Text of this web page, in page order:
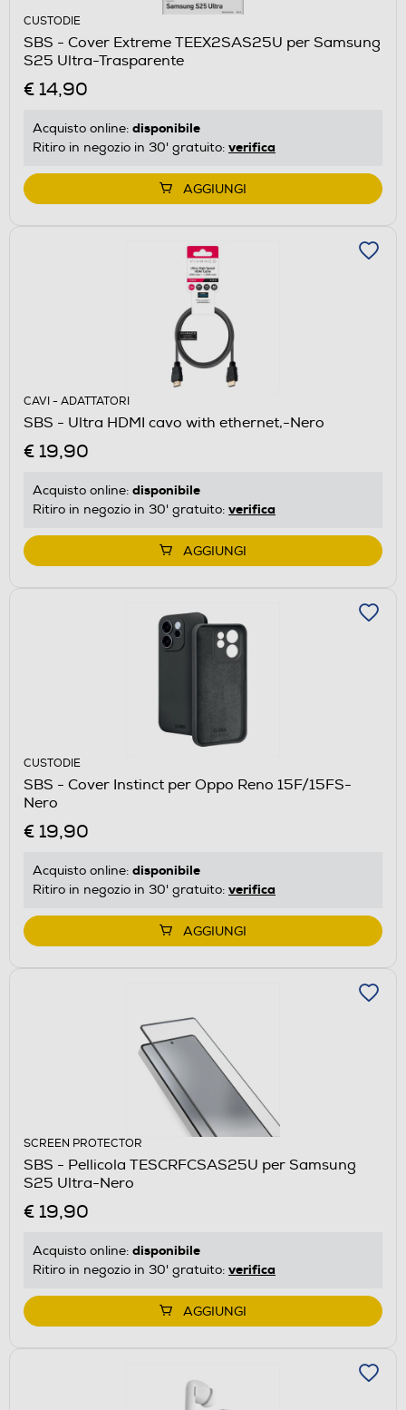
CUSTODIE
SBS - Cover Extreme TEEX2SAS25U per Samsung
S25 Ultra-Trasparente
€ 14,90
Acquisto online: disponibile
Ritiro in negozio in 30' gratuito: verifica
AGGIUNGI
CAVI - ADATTATORI
SBS - Ultra HDMI cavo with ethernet,-Nero
€ 19,90
Acquisto online: disponibile
Ritiro in negozio in 30' gratuito: verifica
AGGIUNGI
CUSTODIE
SBS - Cover Instinct per Oppo Reno 15F/15FS-
Nero
€ 19,90
Acquisto online: disponibile
Ritiro in negozio in 30' gratuito: verifica
AGGIUNGI
SCREEN PROTECTOR
SBS - Pellicola TESCRFCSAS25U per Samsung
S25 Ultra-Nero
€ 19,90
Acquisto online: disponibile
Ritiro in negozio in 30' gratuito: verifica
AGGIUNGI